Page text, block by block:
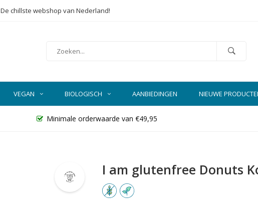
De chillste webshop van Nederland!
VEGAN BIOLOGISCH AANBIEDINGEN NIEUWE
Minimale orderwaarde van €49,95
I am glutenfree Donuts